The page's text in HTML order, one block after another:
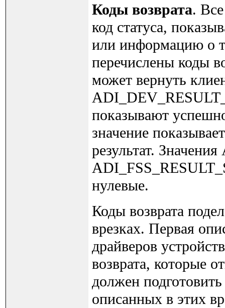
Коды возврата.
код статуса,
или информацию о
перечислены коды
может вернуть
показывают
значение
результат.
нулевые.
Коды возврата
врезках. Первая
драйверов
возврата, которые
должен
описанных в этих